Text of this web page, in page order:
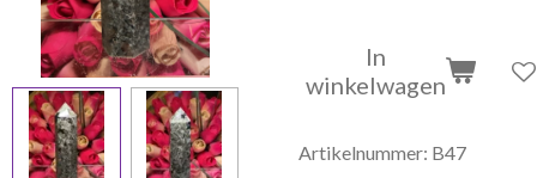
In
winkelwagen
Artikelnummer: B47